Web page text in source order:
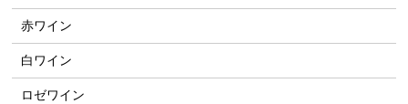
赤ワイン
白ワイン
ロゼワイン